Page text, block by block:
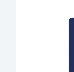
Ko'p
Sayt